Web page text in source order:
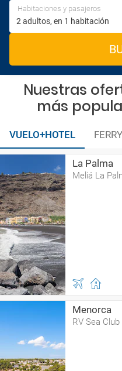
Habitaciones y pasajeros
Nuestras
más
VUELO+HOTEL
La Palma
Meliá La
Menorca
RV Sea